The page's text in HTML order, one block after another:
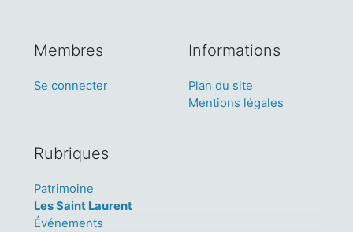
Membres
Se connecter
Informations
Plan du site
Mentions légales
Rubriques
Patrimoine
Les Saint Laurent
Événements